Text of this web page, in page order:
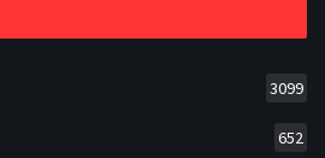
3099
652